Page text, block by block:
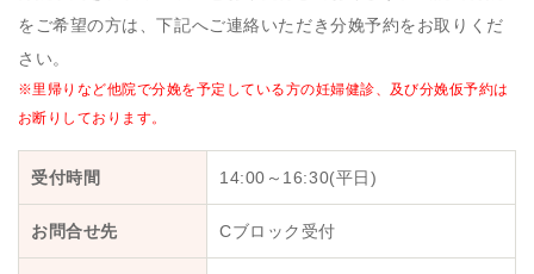
をご希望の方は、下記へご連絡いただき分娩予約をお取りくだ
さい。
※里帰りなど他院で分娩を予定している方の妊婦健診、及び分娩仮予約は
お断りしております。
受付時間 14:00～16:30(平日)
お問合せ先 Cブロック受付